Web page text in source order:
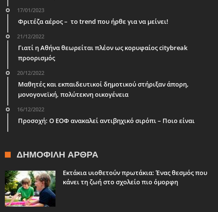
17/01/2023
Φριτέζα αέρος – το trend που ήρθε για να μείνει!
21/12/2022
Γιατί η Αθήνα θεωρείται πλέον ως κορυφαίος citybreak
προορισμός
20/12/2022
Μαθητές και εκπαιδευτικοί δημοτικού στήριξαν άπορη,
μονογονεϊκή, πολύτεκνη οικογένεια
16/12/2022
Προσοχή: Ο ΕΟΦ ανακαλεί αντιβηχικό σιρόπι – Ποιο είναι
ΔΗΜΟΦΙΛΉ ΆΡΘΡΑ
Εκτάκια υιοθετούν πρωτάκια: Ένας θεσμός που
κάνει τη ζωή στο σχολείο πιο όμορφη